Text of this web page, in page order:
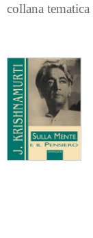
collana tematica